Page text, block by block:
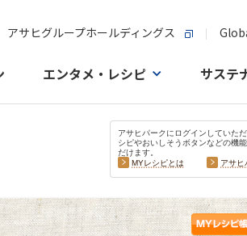
アサヒグループホールディングス
エンタメ・レシピ サステ
アサヒパークにログインしていた
シピやおいしそうボタンなどの機
だけます。
MYレシピとは
アサヒ